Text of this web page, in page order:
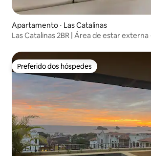
Apartamento ⋅ Las Catalinas
Las Catalinas 2BR | Área de estar externa
Preferido dos hóspedes
Preferido dos hóspedes